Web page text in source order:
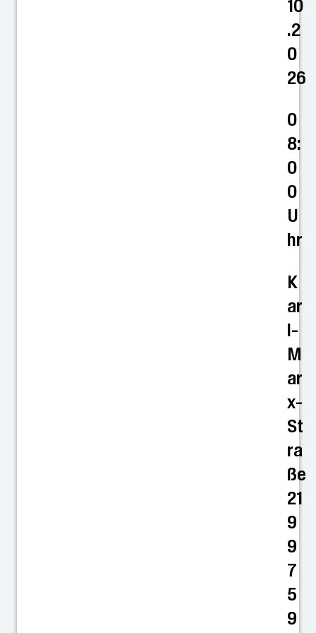
10
.2
0
26
0
8:
0
0
U
hr
K
ar
l-
M
ar
x-
St
ra
ße
21
9
9
7
5
9